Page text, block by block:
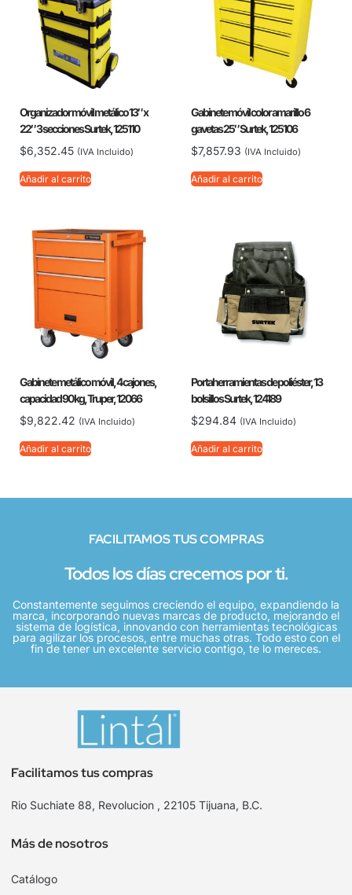
Organizador móvil metálico 13″ x
22″ 3 secciones Surtek, 125110
$6,352.45 (IVA Incluido)
Añadir al carrito
Gabinete móvil color amarillo 6
gavetas 25″ Surtek, 125106
$7,857.93 (IVA Incluido)
Añadir al carrito
Gabinete metálico móvil, 4 cajones,
capacidad 90 kg, Truper, 12066
$9,822.42 (IVA Incluido)
Añadir al carrito
Portaherramientas de poliéster, 13
bolsillos Surtek, 124189
$294.84 (IVA Incluido)
Añadir al carrito
FACILITAMOS TUS COMPRAS
Todos los días crecemos por ti.
Constantemente seguimos creciendo el equipo, expandiendo la
marca, incorporando nuevas marcas de producto, mejorando el
sistema de logística, innovando con herramientas tecnológicas
para agilizar los procesos, entre muchas otras. Todo esto con el
fin de tener un excelente servicio contigo, te lo mereces.
Facilitamos tus compras
Rio Suchiate 88, Revolucion , 22105 Tijuana, B.C.
Más de nosotros
Catálogo